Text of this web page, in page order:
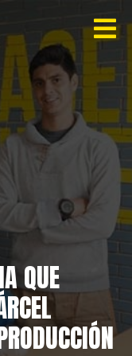
QUE